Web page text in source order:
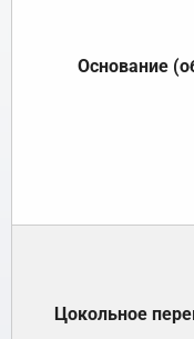
Основание
Цокольное